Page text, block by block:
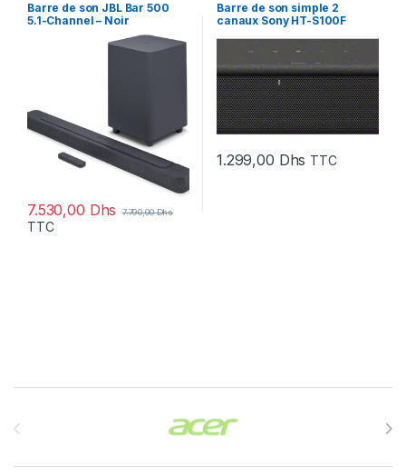
Barre de son JBL Bar 500
5.1-Channel – Noir
(JBLBAR500PROBLKUK)
7.530,00 Dhs 7.790,00Dhs
TTC
Barre de son simple 2
canaux Sony HT-S100F
1.299,00 Dhs TTC